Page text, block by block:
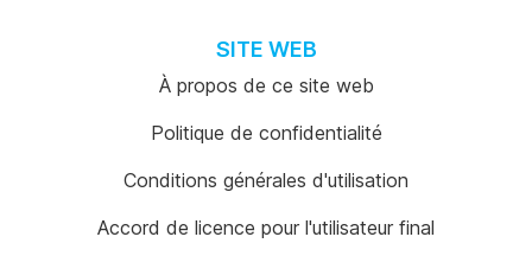
SITE WEB
À propos de ce site web
Politique de confidentialité
Conditions générales d'utilisation
Accord de licence pour l'utilisateur final